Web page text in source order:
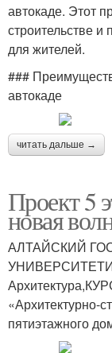
автокаде. Этот
строительстве
для жителей.
###
автокаде
читать дальше →
Проект 5
новая
АЛТАЙСКИЙ
«Архитектурно-
пятиэтажного